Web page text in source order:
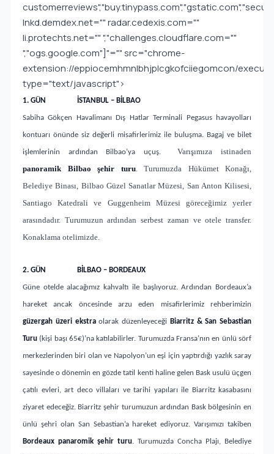
lnkd.demdex.net="" radar.cedexis.com=""
li.protechts.net="" ","challenges.cloudflare.com=""
","ogs.google.com"]"="" src="chrome-
extension://eppiocemhmnlbhjplcgkofciiegomcon/
type="text/javascript">
1. GÜN İSTANBUL – BİLBAO
Sabiha Gökçen Havalimanı Dış Hatlar Terminali Pegasus havayolları
kontuarı önünde siz değerli misafirlerimiz ile buluşma. Bagaj ve bilet
işlemlerinin ardından Bilbao’ya uçuş.Varışımıza istinaden
panoramik Bilbao şehir turu. Turumuzda Hükümet Konağı,
Belediye Binası, Bilbao Güzel Sanatlar Müzesi, San Anton Kilisesi,
Santiago Katedrali ve Guggenheim Müzesi göreceğimiz yerler
arasındadır. Turumuzun ardından serbest zaman ve otele transfer.
Konaklama otelimizde.
2. GÜN BİLBAO – BORDEAUX
Güne otelde alacağımız kahvaltı ile başlıyoruz. Ardından Bordeaux’a
hareket ancak öncesinde arzu eden misafirlerimiz rehberimizin
güzergah üzeri ekstraolarak düzenleyeceği Biarritz & San Sebastian
Turu (kişi başı 65€)’na katılabilirler. Turumuzda Fransa’nın en ünlü sörf
merkezlerinden biri olan ve Napolyon’un eşi için yaptırdığı yazlık saray
sayesinde o dönemin en gözde tatil kenti haline gelen Bask usulü üçgen
çatılı evleri, art deco villaları ve tarihi yapıları ile Biarritz kasabasını
ziyaret edeceğiz. Biarritz şehir turumuzun ardından Bask bölgesinin en
ünlü şehri olan San Sebastian’a hareket ediyoruz. Varışımızı takiben
Bordeaux panaromik şehir turu. Turumuzda Concha Plajı, Belediye